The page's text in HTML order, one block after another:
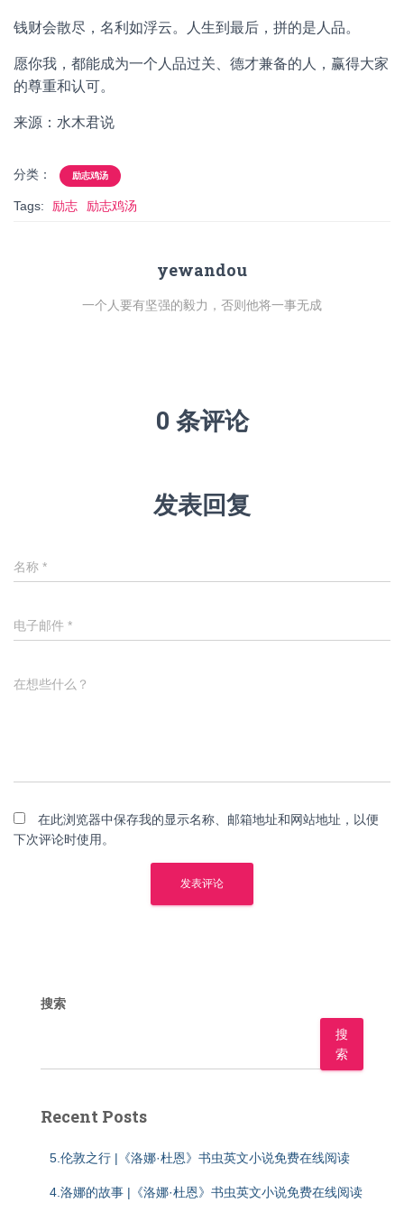
钱财会散尽，名利如浮云。人生到最后，拼的是人品。
愿你我，都能成为一个人品过关、德才兼备的人，赢得大家
的尊重和认可。
来源：水木君说
分类： 励志鸡汤
Tags: 励志 励志鸡汤
yewandou
一个人要有坚强的毅力，否则他将一事无成
0 条评论
发表回复
名称 *
电子邮件 *
在想些什么？
在此浏览器中保存我的显示名称、邮箱地址和网站地址，以便
下次评论时使用。
搜索
搜
索
Recent Posts
5.伦敦之行 |《洛娜·杜恩》书虫英文小说免费在线阅读
4.洛娜的故事 |《洛娜·杜恩》书虫英文小说免费在线阅读